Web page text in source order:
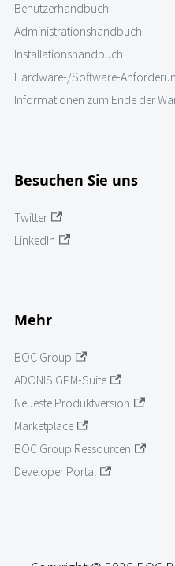
Benutzerhandbuch
Administrationshandbuch
Installationshandbuch
Hardware-/Software-
Informationen zum Ende der
Besuchen Sie uns
Twitter
LinkedIn
Mehr
BOC Group
ADONIS GPM-Suite
Neueste Produktversion
Marketplace
BOC Group Ressourcen
Developer Portal